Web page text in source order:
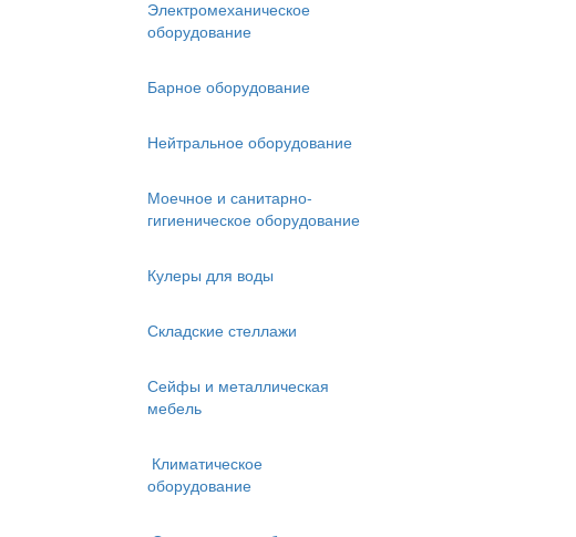
Электромеханическое
оборудование
Барное оборудование
Нейтральное оборудование
Моечное и санитарно-
гигиеническое оборудование
Кулеры для воды
Складские стеллажи
Сейфы и металлическая
мебель
Климатическое
оборудование